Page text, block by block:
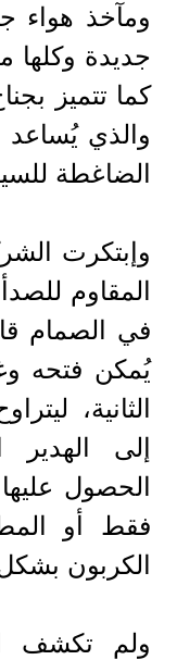
ومآخذ هواء
جديدة وكلها
كما تتميز
والذي يُساعد
الضاغطة
وإبتكرت
المقاوم
في الصمام
يُمكن فتحه
الثانية،
إلى الهدير
الحصول
فقط أو
الكربون
ولم تكشف